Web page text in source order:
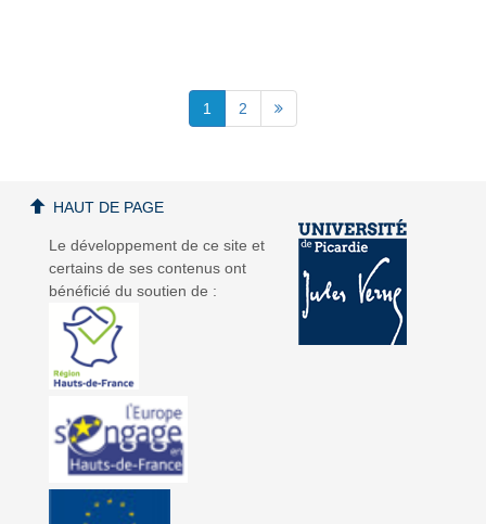
1 2
Le développement de ce site et
certains de ses contenus ont
bénéficié du soutien de :
HAUT DE PAGE